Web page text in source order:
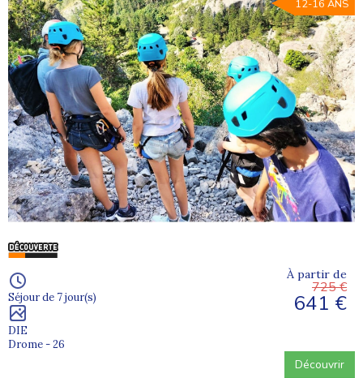
12-16 ANS
Séjour de 7 jour(s)
DIE
Drome - 26
À partir de
725 €
641 €
Découvrir